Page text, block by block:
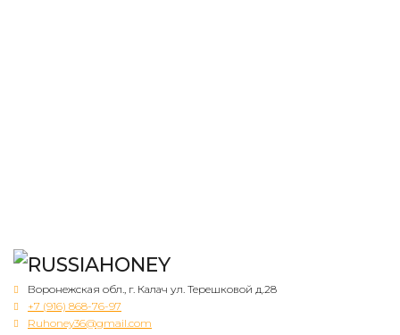
Воронежская обл., г. Калач ул. Терешковой д.28
+7 (916) 868-76-97
Ruhoney36@gmail.com